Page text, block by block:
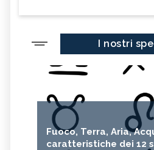
I nostri
Fuoco, Terra, Aria,
caratteristiche dei 12